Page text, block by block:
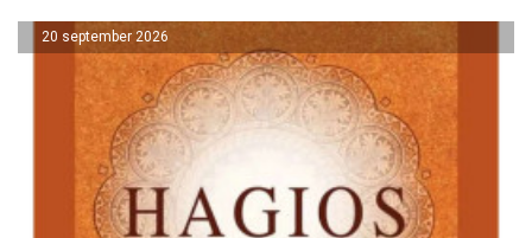
20 september 2026